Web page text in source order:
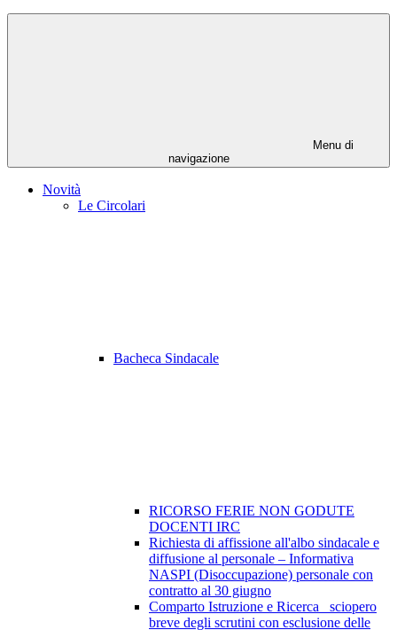
Menu di
navigazione
Novità
Le Circolari
Bacheca Sindacale
RICORSO FERIE NON GODUTE
DOCENTI IRC
Richiesta di affissione all'albo sindacale e
diffusione al personale – Informativa
NASPI (Disoccupazione) personale con
contratto al 30 giugno
Comparto Istruzione e Ricerca_ sciopero
breve degli scrutini con esclusione delle